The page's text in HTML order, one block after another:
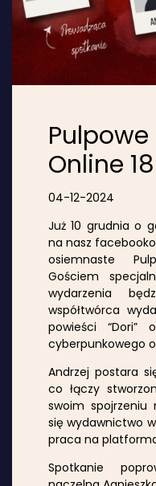
Online 18
04-12-2024
Już 10 grudnia o
na nasz
osiemnaste
Gościem
wydarzenia
współtwórca
powieści “Dori”
cyberpunkowego
Andrzej postara
co łączy
swoim spojrzeniu
się wydawnictwo
praca na
Spotkanie